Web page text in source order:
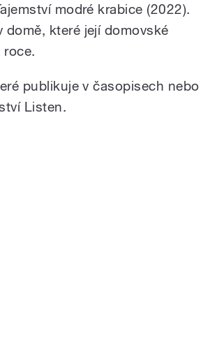
modré krabice (2022).
které její domovské
roce.
publikuje v časopisech nebo
Listen.